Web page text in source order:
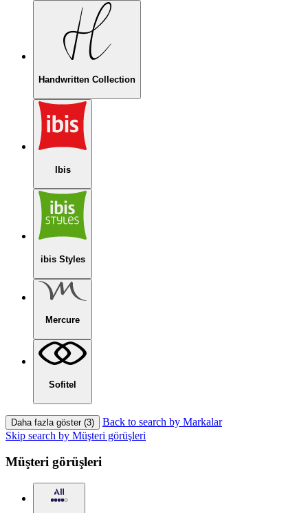
Handwritten Collection
Ibis
ibis Styles
Mercure
Sofitel
Daha fazla göster (3)
Back to search by Markalar
Skip search by Müşteri görüşleri
Müşteri görüşleri